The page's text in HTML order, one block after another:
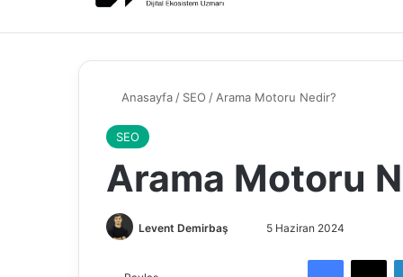
Anasayfa / SEO / Arama Motoru Nedir?
SEO
Arama Motoru
Levent Demirbaş 5 Haziran 2024
Facebook X